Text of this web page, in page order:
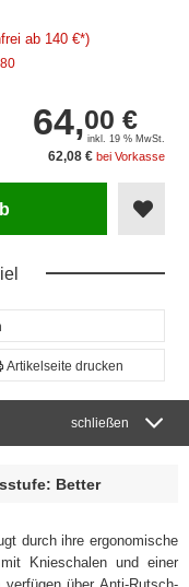
ab 140 €*)
64,00 €
inkl. 19 % MwSt.
62,08 € bei Vorkasse
Artikelseite drucken
schließen
Better
durch ihre ergonomische
Knieschalen und einer